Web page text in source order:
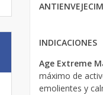
INDICACIONES
Age Extreme
máximo de
emolientes y